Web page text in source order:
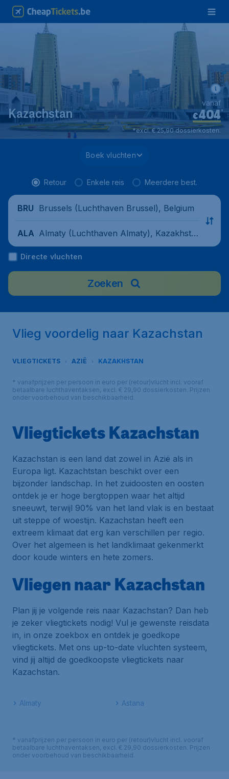
Kazachstan €404*
vanaf
*excl. € 25,90 dossierkosten.
Boek vluchten
Retour Enkele reis Meerdere best.
BRU Brussels (Luchthaven Brussel), Belgium
ALA Almaty (Luchthaven Almaty), Kazakhsta
n
Directe vluchten
Zoeken
Vlieg voordelig naar Kazachstan
VLIEGTICKETS AZIË KAZAKHSTAN
* vanafprijzen per persoon in euro per (retour)vlucht incl. vooraf
betaalbare luchthaventaksen, excl. € 29,90 dossierkosten. Prijzen
onder voorbehoud van beschikbaarheid.
Vliegtickets Kazachstan
Kazachstan is een land dat zowel in Azië als in
Europa ligt. Kazachtstan beschikt over een
bijzonder landschap. In het zuidoosten en oosten
ontdek je er hoge bergtoppen waar het altijd
sneeuwt, terwijl 90% van het land vlak is en bestaat
uit steppe of woestijn. Kazachstan heeft een
extreem klimaat dat erg kan verschillen per regio.
Over het algemeen is het landklimaat gekenmerkt
door koude winters en hete zomers.
Vliegen naar Kazachstan
Plan jij je volgende reis naar Kazachstan? Dan heb
je zeker vliegtickets nodig! Vul je gewenste reisdata
in, in onze zoekbox en ontdek je goedkope
vliegtickets. Met ons up-to-date vluchten systeem,
vind jij altijd de goedkoopste vliegtickets naar
Kazachstan.
Almaty Astana
* vanafprijzen per persoon in euro per (retour)vlucht incl. vooraf
betaalbare luchthaventaksen, excl. € 29,90 dossierkosten. Prijzen
onder voorbehoud van beschikbaarheid.